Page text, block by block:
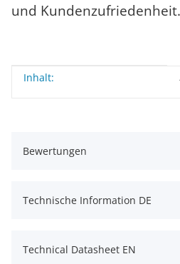
und Kundenzufriedenheit.
Produkteigenschaft
Wert
Inhalt:
Bewertungen
Technische Information DE
Technical Datasheet EN